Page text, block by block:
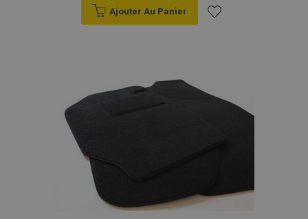
Ajouter Au Panier
liste
d'achats